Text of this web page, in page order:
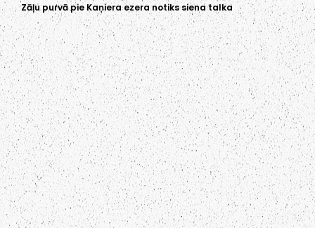
Zāļu purvā pie Kaņiera ezera notiks siena talka